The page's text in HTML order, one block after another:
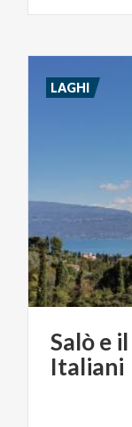
Salòe il
Italiani
LAGHI